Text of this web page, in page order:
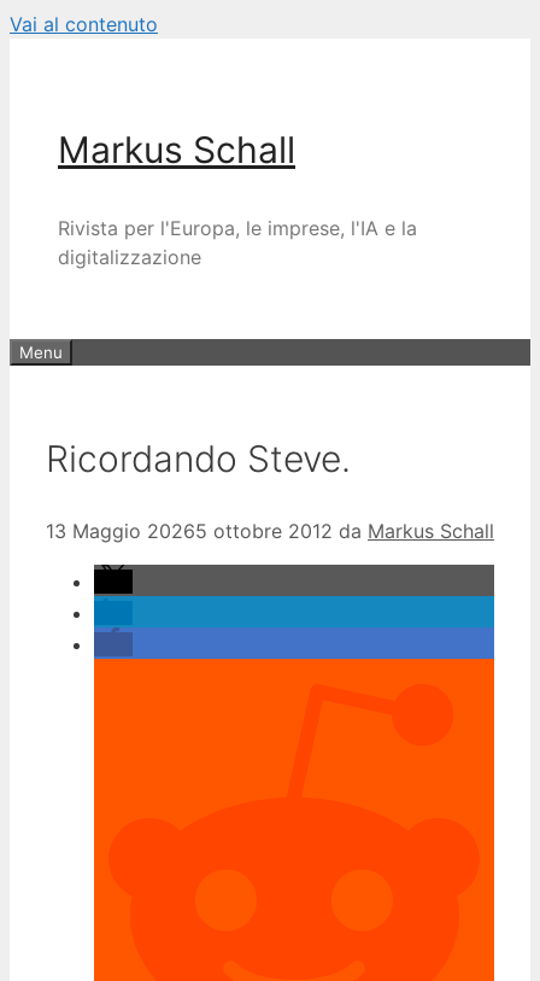
Vai al contenuto
Markus Schall
Rivista per l'Europa, le imprese, l'IA e la
digitalizzazione
Menu
Ricordando Steve.
13 Maggio 20265 ottobre 2012 da Markus Schall